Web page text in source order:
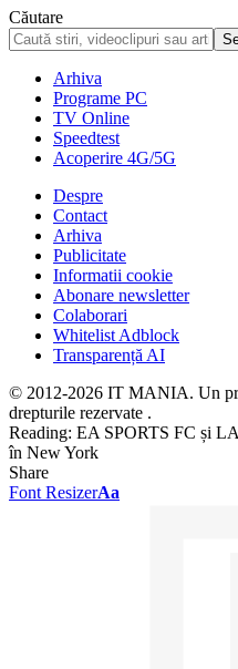
Căutare
Arhiva
Programe PC
TV Online
Speedtest
Acoperire 4G/5G
Despre
Contact
Arhiva
Publicitate
Informatii cookie
Abonare newsletter
Colaborari
Whitelist Adblock
Transparență AI
© 2012-2026 IT MANIA. Un
drepturile rezervate .
Reading: EA SPORTS FC și
în New York
Share
Font ResizerAa